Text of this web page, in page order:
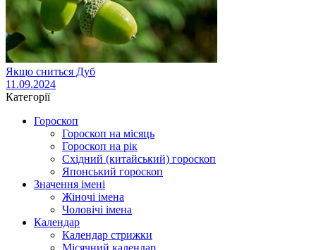
Якщо сниться Дуб
11.09.2024
Категорії
Гороскоп
Гороскоп на місяць
Гороскоп на рік
Східний (китайський) гороскоп
Японський гороскоп
Значення імені
Жіночі імена
Чоловічі імена
Календар
Календар стрижки
Місячний календар